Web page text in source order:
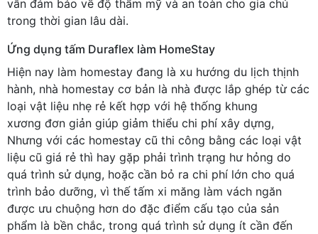
vẫn đảm bảo về độ thẩm mỹ và an toàn cho gia chủ
trong thời gian lâu dài.
Ứng dụng tấm Duraflex làm HomeStay
Hiện nay làm homestay đang là xu hướng du lịch thịnh
hành, nhà homestay cơ bản là nhà được lắp ghép từ các
loại vật liệu nhẹ rẻ kết hợp với hệ thống khung
xương đơn giản giúp giảm thiểu chi phí xây dựng,
Nhưng với các homestay cũ thi công bằng các loại vật
liệu cũ giá rẻ thì hay gặp phải trình trạng hư hỏng do
quá trình sử dụng, hoặc cần bỏ ra chi phí lớn cho quá
trình bảo dưỡng, vì thế tấm xi măng làm vách ngăn
được ưu chuộng hơn do đặc điểm cấu tạo của sản
phẩm là bền chắc, trong quá trình sử dụng ít cần đến